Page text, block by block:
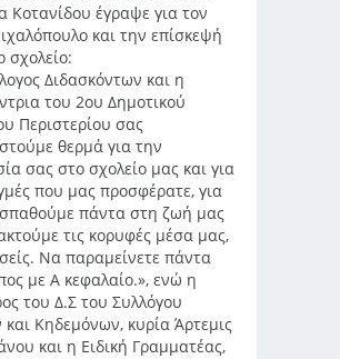
Κοτανίδου έγραψε για τον
και την επίσκεψή
σχολείο:
Διδασκόντων και η
του 2ου Δημοτικού
Περιστερίου σας
θερμά για την
σας στο σχολείο μας και για
που μας προσφέρατε, για
πάντα στη ζωή μας
τις κορυφές μέσα μας,
Να παραμείνετε πάντα
με Α κεφαλαίο.», ενώ η
του Δ.Σ του Συλλόγου
και Κηδεμόνων, κυρία Άρτεμις
και η Ειδική Γραμματέας,